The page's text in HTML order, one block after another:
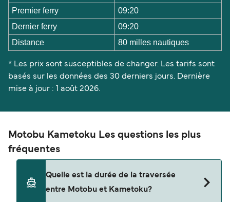
Premier ferry
09:20
Dernier ferry
09:20
Distance
80 milles nautiques
* Les prix sont susceptibles de changer. Les tarifs sont
basés sur les données des 30 derniers jours. Dernière
mise à jour : 1 août 2026.
Motobu Kametoku Les questions les plus
fréquentes
Quelle est la durée de la traversée
entre Motobu et Kametoku?